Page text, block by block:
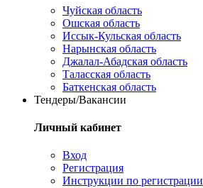
Чуйская область
Ошская область
Иссык-Кульская область
Нарынская область
Джалал-Абадская область
Таласская область
Баткенская область
Тендеры/Вакансии
Личный кабинет
Вход
Регистрация
Инструкции по регистрации